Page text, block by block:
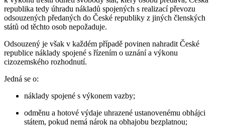
republika tedy úhradu nákladů spojených s realizací převozu
odsouzených předaných do České republiky z jiných členských
států od těchto osob nepožaduje.
Odsouzený je však v každém případě povinen nahradit České
republice náklady spojené s řízením o uznání a výkonu
cizozemského rozhodnutí.
Jedná se o:
náklady spojené s výkonem vazby;
odměnu a hotové výdaje uhrazené ustanovenému obhájci
státem, pokud nemá nárok na obhajobu bezplatnou;